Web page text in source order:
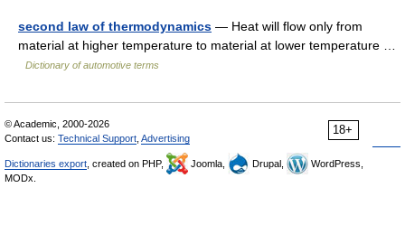
second law of thermodynamics — Heat will flow only from
material at higher temperature to material at lower temperature …
Dictionary of automotive terms
18+
© Academic, 2000-2026
Contact us: Technical Support Advertising
Dictionaries export , created on PHP, Joomla, Drupal,
WordPress,
MODx.